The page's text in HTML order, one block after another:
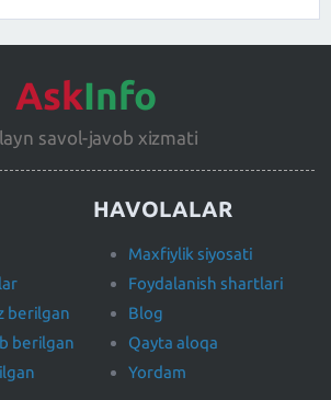
AskInfo
savol-javob xizmati
berilgan
berilgan
HAVOLALAR
Maxfiylik siyosati
Foydalanish shartlari
Blog
Qayta aloqa
Yordam